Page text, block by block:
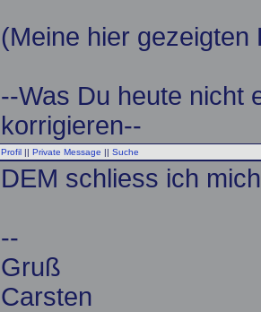
(Meine hier
--Was Du heute nicht
korrigieren--
Profil || Private Message || Suche
DEM schliess ich
--
Gruß
Carsten